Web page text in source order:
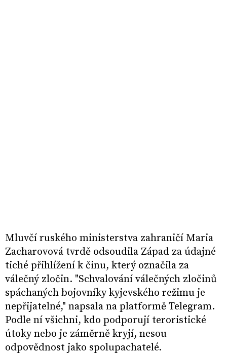
Mluvčí ruského ministerstva zahraničí Maria
Zacharovová tvrdě odsoudila Západ za údajné
tiché přihlížení k činu, který označila za
válečný zločin. "Schvalování válečných zločinů
spáchaných bojovníky kyjevského režimu je
nepřijatelné," napsala na platformě Telegram.
Podle ní všichni, kdo podporují teroristické
útoky nebo je záměrně kryjí, nesou
odpovědnost jako spolupachatelé.